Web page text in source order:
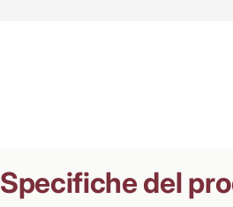
Specifiche del